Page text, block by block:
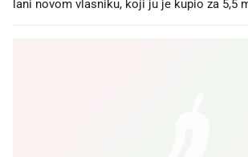
lani novom vlasniku, koji ju je kupio za 5,5